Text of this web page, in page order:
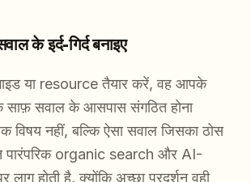
के इर्द-गिर्द बनाइए
या resource तैयार करें, वह आपके
साफ़ सवाल के आसपास संगठित होना
विषय नहीं, बल्कि ऐसा सवाल जिसका ठोस
पारंपरिक organic search और AI-
लागू होती है, क्योंकि अच्छा प्रदर्शन वही